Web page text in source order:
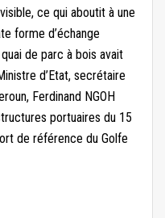
ce qui aboutit à une
forme d’échange
de parc à bois avait
d’Etat, secrétaire
Ferdinand NGOH
portuaires du 15
de référence du Golfe